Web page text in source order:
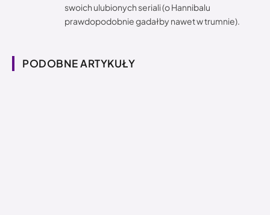
swoich ulubionych seriali (o Hannibalu
prawdopodobnie gadałby nawet w trumnie).
PODOBNE ARTYKUŁY